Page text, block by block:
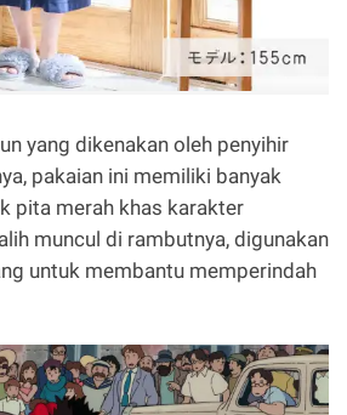
yang dikenakan oleh penyihir
pakaian ini memiliki banyak
pita merah khas karakter
muncul di rambutnya, digunakan
untuk membantu memperindah